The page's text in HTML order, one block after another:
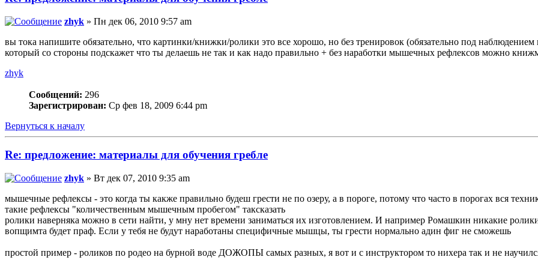
zhyk » Пн дек 06, 2010 9:57 am
вы тока напишите обязательно, что картинки/книжки/ролики это все хорошо, но без тренировок (обязательно под
который со стороны подскажет что ты делаешь не так и как надо правильно + без наработки мышечных рефлексов можно
zhyk
Сообщений: 296
Зарегистрирован: Ср фев 18, 2009 6:44 pm
Вернуться к началу
Re: предложение: материалы для обучения гребле
zhyk » Вт дек 07, 2010 9:35 am
мышечные рефлексы - это когда ты какже правильно будеш грести не по озеру, а в пороге, потому что часто в порогах вся
такие рефлексы "количественным мышечным пробегом" таксказать
ролики наверняка можно в сети найти, у мну нет времени заниматься их изготовлением. И например Ромашкин никакие
вопщимта будет праф. Если у тебя не будут наработаны специфичные мышцы, ты грести нормально адин фиг не сможешь
простой пример - роликов по родео на бурной воде ДОЖОПЫ самых разных, я вот и с инструктором то нихера так и не